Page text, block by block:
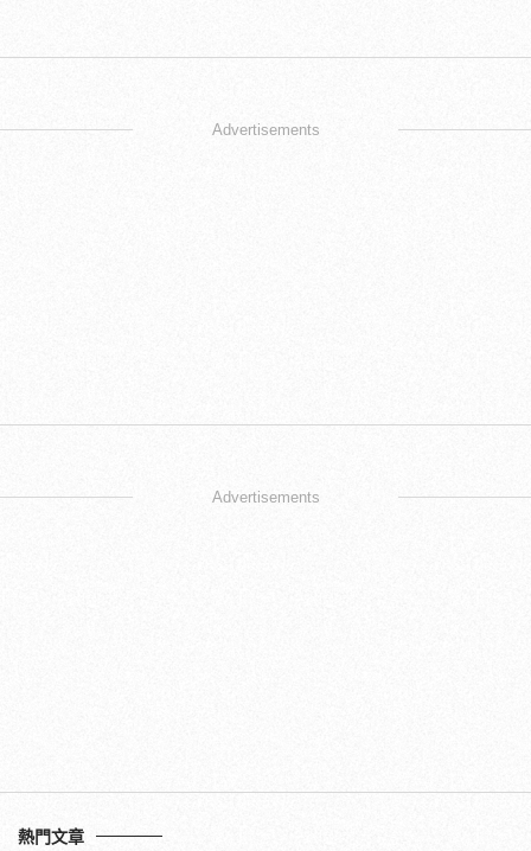
Advertisements
Advertisements
熱門文章